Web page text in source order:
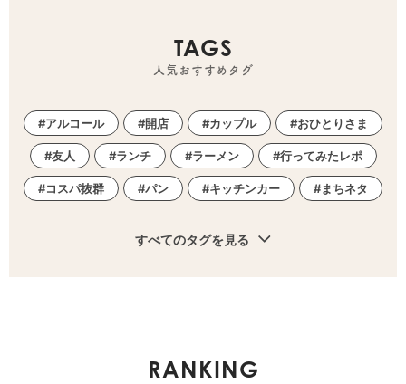
TAGS
人気おすすめタグ
アルコール 開店 カップル おひとりさま
友人 ランチ ラーメン 行ってみたレポ
コスパ抜群 パン キッチンカー まちネタ
すべてのタグを見る
RANKING